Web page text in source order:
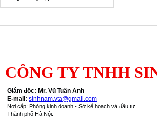
MYR
NOK - 2,811.55
RUB - 336.84
SAR - 7,244.36
CÔNG TY TNHH
Giám đốc: Mr. Vũ Tuấn Anh
E-mail:sinhnam.vta@gmail.com
Nơi cấp: Phòng kinh doanh - Sở kế hoạch và đầu tư
Thành phố Hà Nội.